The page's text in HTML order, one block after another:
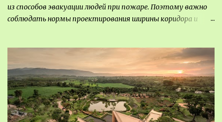
из способов эвакуации людей при пожаре. Поэтому важно
соблюдать нормы проектирования ширины коридора и